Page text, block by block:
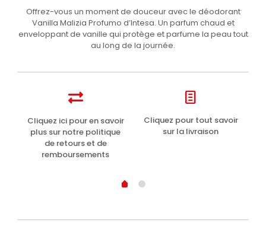
d'Intesa
Déodorant
à
100ml
Offrez-vous un moment de douceur avec le déodorant
Vanilla Malizia Profumo d’Intesa. Un parfum chaud et
enveloppant de vanille qui protège et parfume la peau tout
au long de la journée.
Cliquez ici pour en savoir
plus sur notre politique
de retours et de
remboursements
Cliquez pour tout savoir
sur la livraison